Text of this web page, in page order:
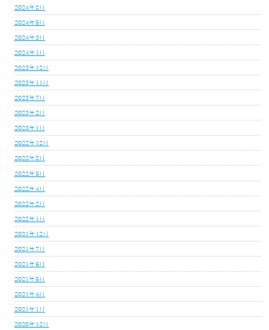
2024年8月
2024年5月
2024年3月
2024年1月
2023年12月
2023年11月
2023年7月
2023年2月
2023年1月
2022年12月
2022年8月
2022年5月
2022年4月
2022年2月
2022年1月
2021年12月
2021年7月
2021年6月
2021年5月
2021年4月
2021年1月
2020年12月